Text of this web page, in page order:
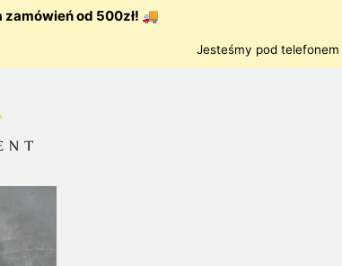
od 500zł! 🚚
Jesteśmy pod telefonem